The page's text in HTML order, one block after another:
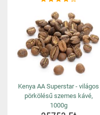
Kenya AA Superstar - világos
pörkölésű szemes kávé,
1000g